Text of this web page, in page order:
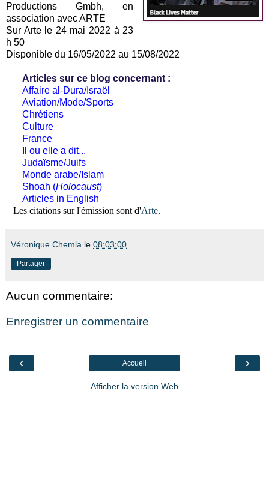
Productions Gmbh, en
association avec ARTE
Sur Arte le 24 mai 2022 à 23
h 50
Disponible du 16/05/2022 au 15/08/2022
Articles sur ce blog concernant :
Affaire al-Dura/Israël
Aviation/Mode/Sports
Chrétiens
Culture
France
Il ou elle a dit...
Judaïsme/Juifs
Monde arabe/Islam
Shoah (Holocaust)
Articles in English
Les citations sur l'émission sont d'Arte.
Véronique Chemla le 08:03:00
Partager
Aucun commentaire:
Enregistrer un commentaire
‹ ›
Accueil
Afficher la version Web